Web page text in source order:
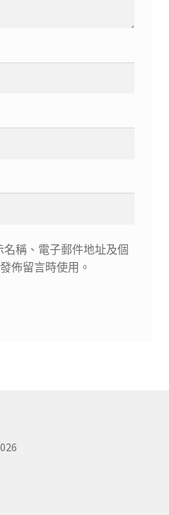
名稱、電子郵件地址及個
佈留言時使用。